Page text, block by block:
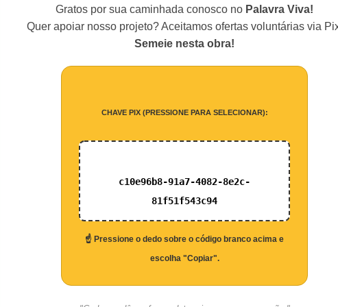
Gratos por sua caminhada conosco no Palavra Viva!
Quer apoiar nosso projeto? Aceitamos ofertas voluntárias via
Semeie nesta obra!
CHAVE PIX (PRESSIONE PARA SELECIONAR):
c10e96b8-91a7-4082-8e2c-
81f51f543c94
☝️ Pressione o dedo sobre o código branco acima e
escolha "Copiar".